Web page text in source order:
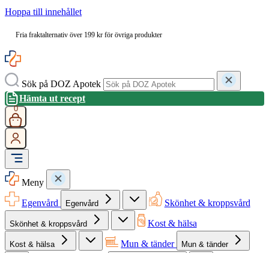
Hoppa till innehållet
Fria fraktalternativ över 199 kr för övriga produkter
Sök på DOZ Apotek
Hämta ut recept
0
Meny
Egenvård
Egenvård Skönhet & kroppsvård
Skönhet & kroppsvård Kost & hälsa
Kost & hälsa Mun & tänder Mun & tänder